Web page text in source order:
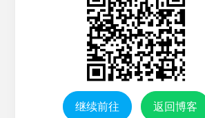
继续前往 返回博客